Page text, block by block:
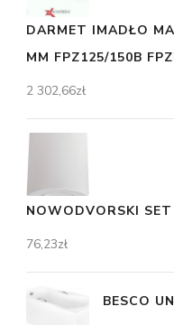
DARMET IMADŁO
MM FPZ125/150B
2 302,66zł
NOWODVORSKI
76,23zł
BESCO